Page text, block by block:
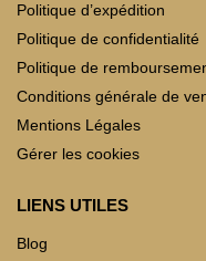
Politique d’expédition
Politique de confidentialité
Politique de
Conditions générale de
Mentions Légales
Gérer les cookies
LIENS UTILES
Blog